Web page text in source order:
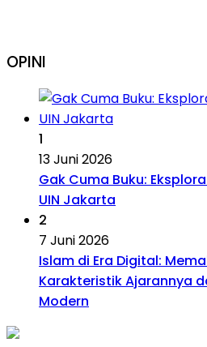
OPINI
1
13 Juni 2026
Gak Cuma Buku:
UIN Jakarta
2
7 Juni 2026
Islam di Era Digital:
Karakteristik Ajarannya
Modern